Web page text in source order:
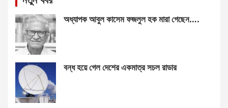
অধ্যাপক আবুল কাসেম ফজলুল হক মারা গেছেন….
বন্ধ হয়ে গেল দেশের একমাত্র সচল রাডার